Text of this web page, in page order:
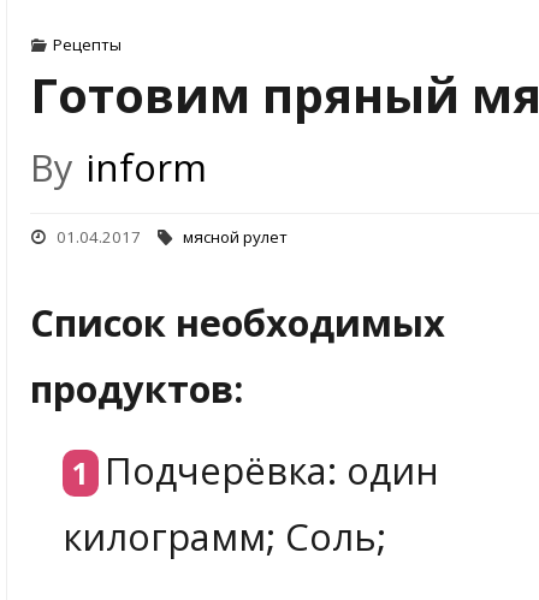
Рецепты
Готовим пряный
By inform
01.04.2017 мясной рулет
Список необходимых
продуктов:
Подчерёвка: один
килограмм; Соль;